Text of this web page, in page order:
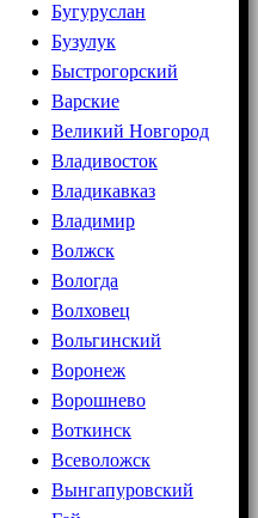
Бугуруслан
Бузулук
Быстрогорский
Варские
Великий Новгород
Владивосток
Владикавказ
Владимир
Волжск
Вологда
Волховец
Вольгинский
Воронеж
Ворошнево
Воткинск
Всеволожск
Вынгапуровский